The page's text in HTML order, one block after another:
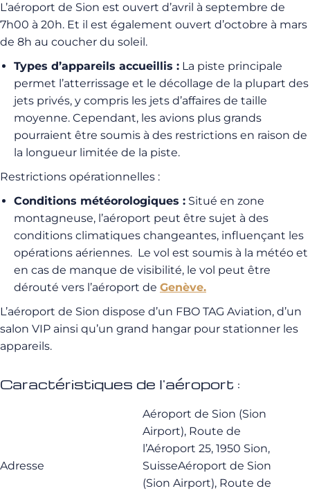
L’aéroport de Sion est ouvert d’avril à septembre de
7h00 à 20h. Et il est également ouvert d’octobre à mars
de 8h au coucher du soleil.
Types d’appareils accueillis : La piste principale
permet l’atterrissage et le décollage de la plupart des
jets privés, y compris les jets d’affaires de taille
moyenne. Cependant, les avions plus grands
pourraient être soumis à des restrictions en raison de
la longueur limitée de la piste.
Restrictions opérationnelles :
Conditions météorologiques : Situé en zone
montagneuse, l’aéroport peut être sujet à des
conditions climatiques changeantes, influençant les
opérations aériennes. Le vol est soumis à la météo et
en cas de manque de visibilité, le vol peut être
dérouté vers l’aéroport de Genève.
L’aéroport de Sion dispose d’un FBO TAG Aviation, d’un
salon VIP ainsi qu’un grand hangar pour stationner les
appareils.
Caractéristiques de l'aéroport :
Adresse
Aéroport de Sion (Sion
Airport), Route de
l’Aéroport 25, 1950 Sion,
SuisseAéroport de Sion
(Sion Airport), Route de